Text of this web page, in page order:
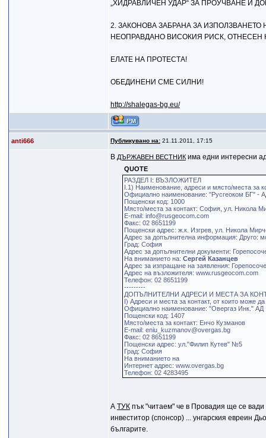
„ХИДРАВЛИЧЕН УДАР“ ЗА ПРОУЧВАНЕ И
2. ЗАКОНОВА ЗАБРАНА ЗА
НЕОПРАВДАНО ВИСОКИЯ РИСК,
ЕЛАТЕ НА ПРОТЕСТА!
ОБЕДИНЕНИ СМЕ СИЛНИ!
http://shalegas-bg.eu/
anti666 Публикувано на:21.11.2011, 17:15
В ДЪРЖАВЕН ВЕСТНИКима едни интересни
QUOTE
РАЗДЕЛ І: ВЪЗЛОЖИТЕЛ
I.1) Наименование, адреси и място/места за
Официално наименование: "Русгеоком БГ" -
Пощенски код: 1000
Място/места за контакт: София, ул. Никола
E-mail: info@rusgeocom.com
Факс: 02 8651199
Пощенски адрес: ж.к. Изгрев, ул. Никола
Адрес за допълнителна информация: Друго:
Град: София
Адрес за допълнителни документи:
На вниманието на:Сергей Казанцев
Адрес за изпращане на заявления:
Адрес на възложителя: www.rusgeocom.com
Телефон: 02 8651199
---------
ДОПЪЛНИТЕЛНИ АДРЕСИ И МЕСТА ЗА
І) Адреси и места за контакт, от които може
Официално наименование: "Овергаз Инк." АД
Пощенски код: 1407
Място/места за контакт: Енчо Кузманов
E-mail: eniu_kuzmanov@overgas.bg
Факс: 02 8651199
Пощенски адрес: ул."Филип Кутев" №5
Град: София
На вниманието на
Интернет адрес: www.overgas.bg
Телефон: 02 4283495
А ТУКпък "читаем" че в Провадия ще се вади
инвеститор (спонсор) ... унгарския евреин
българите.